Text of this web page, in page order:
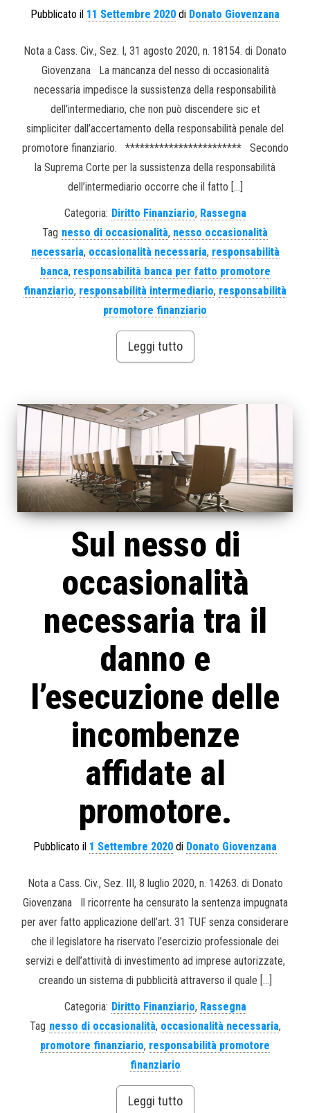
Pubblicato il 11 Settembre 2020 di Donato Giovenzana
Nota a Cass. Civ., Sez. I, 31 agosto 2020, n. 18154. di Donato
Giovenzana La mancanza del nesso di occasionalità
necessaria impedisce la sussistenza della responsabilità
dell’intermediario, che non può discendere sic et
simpliciter dall’accertamento della responsabilità penale del
promotore finanziario. ************************ Secondo
la Suprema Corte per la sussistenza della responsabilità
dell’intermediario occorre che il fatto […]
Categoria: Diritto Finanziario, Rassegna
Tag nesso di occasionalità, nesso occasionalità
necessaria, occasionalità necessaria, responsabilità
banca, responsabilità banca per fatto promotore
finanziario, responsabilità intermediario, responsabilità
promotore finanziario
Leggi tutto
Sul nesso di
occasionalità
necessaria tra il
danno e
l’esecuzione delle
incombenze
affidate al
promotore.
Pubblicato il 1 Settembre 2020 di Donato Giovenzana
Nota a Cass. Civ., Sez. III, 8 luglio 2020, n. 14263. di Donato
Giovenzana Il ricorrente ha censurato la sentenza impugnata
per aver fatto applicazione dell’art. 31 TUF senza considerare
che il legislatore ha riservato l’esercizio professionale dei
servizi e dell’attività di investimento ad imprese autorizzate,
creando un sistema di pubblicità attraverso il quale […]
Categoria: Diritto Finanziario, Rassegna
Tag nesso di occasionalità, occasionalità necessaria,
promotore finanziario, responsabilità promotore
finanziario
Leggi tutto